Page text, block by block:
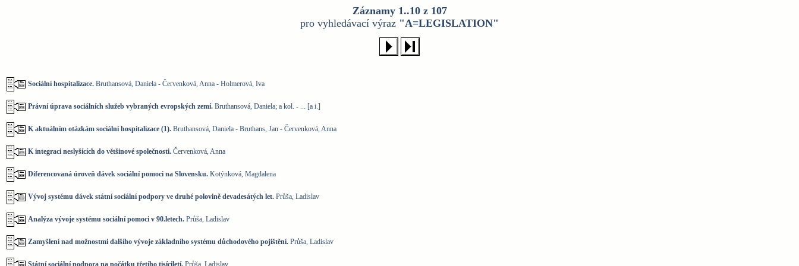
Záznamy 1..10 z 107
pro vyhledávací výraz "A=LEGISLATION"
Sociální hospitalizace. Bruthansová, Daniela - Červenková, Anna - Holmerová, Iva
Právní úprava sociálních služeb vybraných evropských zemí. Bruthansová, Daniela; a kol. - ... [a i.]
K aktuálním otázkám sociální hospitalizace (1). Bruthansová, Daniela - Bruthans, Jan - Červenková, Anna
K integraci neslyšících do většinové společnosti. Červenková, Anna
Diferencovaná úroveň dávek sociální pomoci na Slovensku. Kotýnková, Magdalena
Vývoj systému dávek státní sociální podpory ve druhé polovině devadesátých let. Průša, Ladislav
Analýza vývoje systému sociální pomoci v 90.letech. Průša, Ladislav
Zamyšlení nad možnostmi dalšího vývoje základního systému důchodového pojištění. Průša, Ladislav
Státní sociální podpora na počátku třetího tisíciletí. Průša, Ladislav